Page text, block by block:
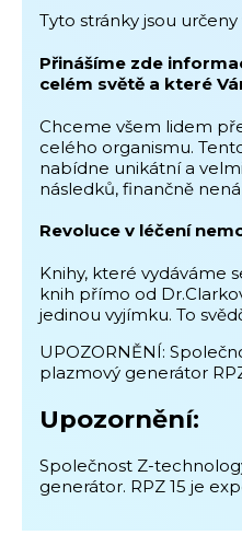
Tyto stránky jsou
Přinášíme zde
celém světě a které
Chceme všem lidem
celého organismu.
nabídne unikátní a
následků, finančně
Revoluce v léčení
Knihy, které vydáváme
knih přímo od
jedinou vyjímku. To
UPOZORNĚNÍ:
plazmový generátor
Upozornění:
Společnost Z-
generátor. RPZ 15 je